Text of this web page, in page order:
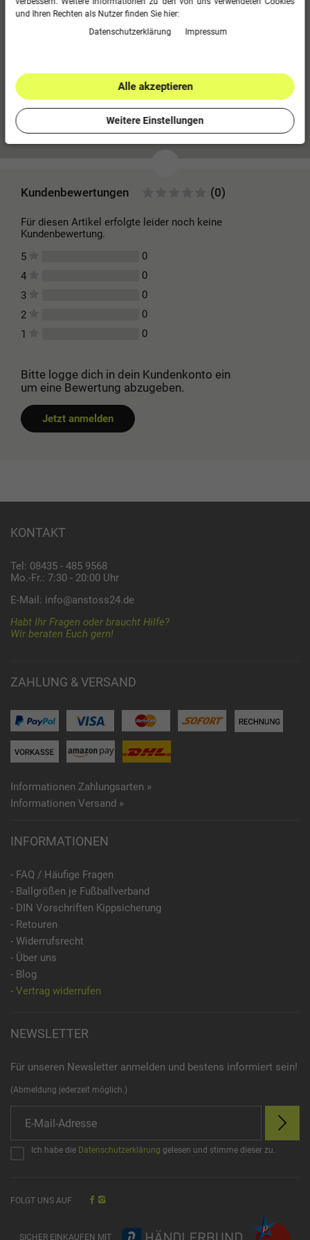
100 % Polyester (recycelt)
Mehr Informationen zum EU Verantwortlichen »
Kundenbewertungen (0)
Für diesen Artikel erfolgte leider noch keine
Kundenbewertung.
5
0
4
0
3
0
2
0
1
0
Bitte logge dich in dein Kundenkonto ein
um eine Bewertung abzugeben.
Jetzt anmelden
KONTAKT
Tel: 08435 - 485 9568
Mo.-Fr.: 7:30 - 20:00 Uhr
E-Mail: info@anstoss24.de
Habt Ihr Fragen oder braucht Hilfe?
Wir beraten Euch gern!
ZAHLUNG & VERSAND
Informationen Zahlungsarten »
Informationen Versand »
INFORMATIONEN
- FAQ / Häufige Fragen
- Ballgrößen je Fußballverband
- DIN Vorschriften Kippsicherung
- Retouren
- Widerrufsrecht
- Über uns
- Blog
- Vertrag widerrufen
NEWSLETTER
Für unseren Newsletter anmelden und bestens informiert sein!
(Abmeldung jederzeit möglich.)
Ich habe die Datenschutzerklärung gelesen und stimme dieser zu.
FOLGT UNS AUF
SICHER EINKAUFEN MIT
und Ihren Rechten als Nutzer finden Sie hier:
Daten­schutz­erklärung
Impressum
Alle akzeptieren
Weitere Einstellungen